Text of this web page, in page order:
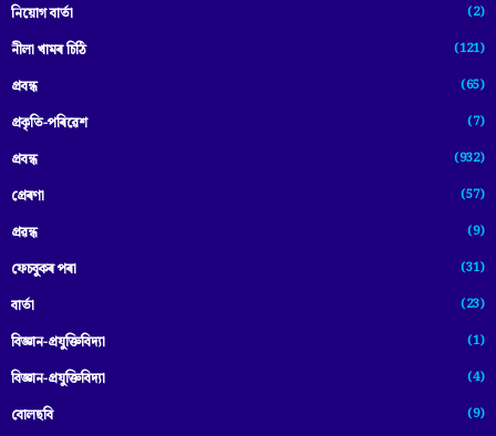
নিয়োগ বাৰ্তা (2)
নীলা খামৰ চিঠি (121)
প্রবন্ধ (65)
প্ৰকৃতি-পৰিৱেশ (7)
প্ৰবন্ধ (932)
প্ৰেৰণা (57)
প্ৰৱন্ধ (9)
ফেচবুকৰ পৰা (31)
বাৰ্তা (23)
বিজ্ঞান-প্রযুক্তিবিদ্যা (1)
বিজ্ঞান-প্ৰযুক্তিবিদ্যা (4)
বোলছবি (9)